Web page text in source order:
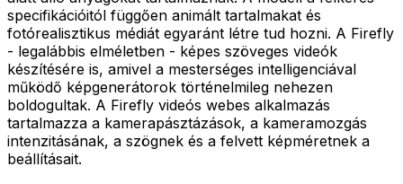
specifikációitól függően animált tartalmakat és
fotórealisztikus médiát egyaránt létre tud hozni. A Firefly
- legalábbis elméletben - képes szöveges videók
készítésére is, amivel a mesterséges intelligenciával
működő képgenerátorok történelmileg nehezen
boldogultak. A Firefly videós webes alkalmazás
tartalmazza a kamerapásztázások, a kameramozgás
intenzitásának, a szögnek és a felvett képméretnek a
beállításait.